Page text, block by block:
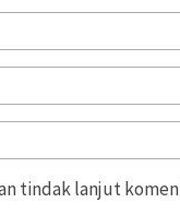
tindak lanjut